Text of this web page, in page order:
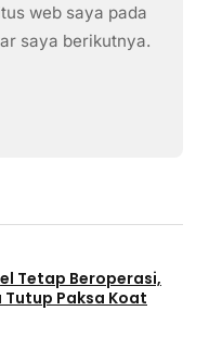
web saya pada
saya berikutnya.
Tetap Beroperasi,
Tutup Paksa Koat